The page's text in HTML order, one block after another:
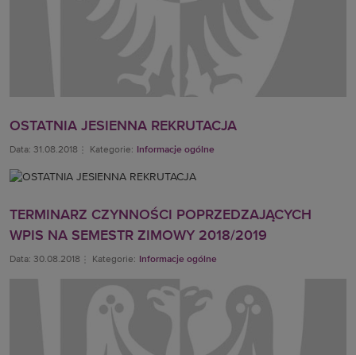
OSTATNIA JESIENNA REKRUTACJA
Data: 31.08.2018 Kategorie: Informacje ogólne
TERMINARZ CZYNNOŚCI POPRZEDZAJĄCYCH
WPIS NA SEMESTR ZIMOWY 2018/2019
Data: 30.08.2018 Kategorie: Informacje ogólne